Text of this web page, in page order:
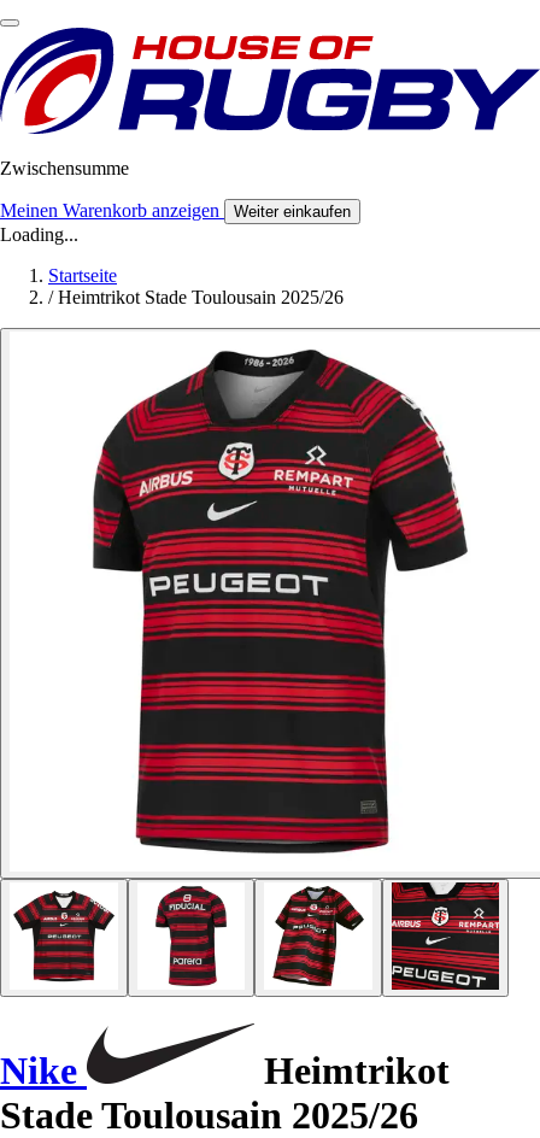
Zwischensumme
Meinen Warenkorb anzeigen Weiter einkaufen
Loading...
Startseite
/ Heimtrikot Stade Toulousain 2025/26
Nike
Heimtrikot
Stade Toulousain 2025/26